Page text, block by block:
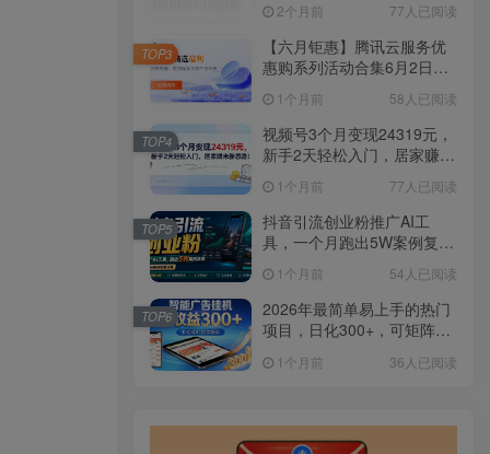
2个月前 77人已阅读
【六月钜惠】腾讯云服务优
惠购系列活动合集6月2日更
1个月前 58人已阅读
TOP3
视频号3个月变现24319元，
新手2天轻松入门，居家赚米
1个月前 77人已阅读
TOP4
抖音引流创业粉推广AI工
具，一个月跑出5W案例复
1个月前 54人已阅读
TOP5
2026年最简单易上手的热门
项目，日化300+，可矩阵操
1个月前 36人已阅读
TOP6